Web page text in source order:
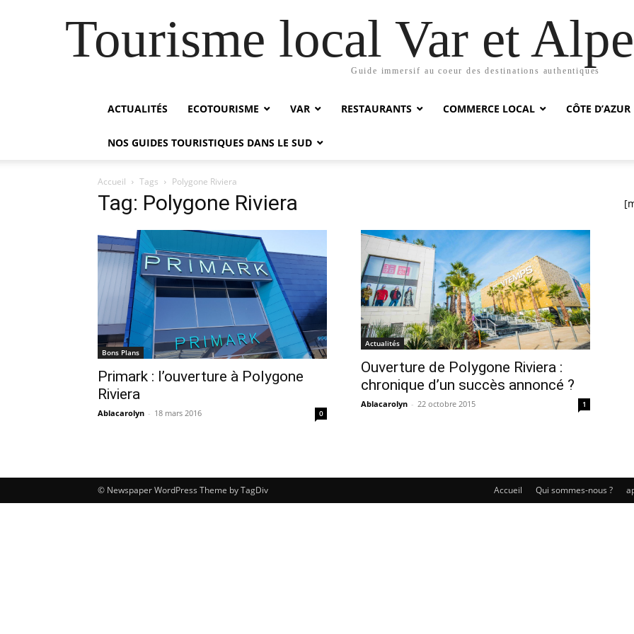
Tourisme local Var et
Guide immersif au coeur des destinations authentiques
ACTUALITÉS ECOTOURISME VAR RESTAURANTS COMMERCE LOCAL CÔTE D’AZUR
NOS GUIDES TOURISTIQUES DANS LE SUD
Accueil Tags Polygone Riviera
Tag: Polygone Riviera
Bons Plans
Primark : l’ouverture à Polygone
Riviera
Ablacarolyn - 18 mars 2016 0
Actualités
Ouverture de Polygone Riviera :
chronique d’un succès annoncé ?
Ablacarolyn - 22 octobre 2015 1
Accueil Qui sommes-nous ?
© Newspaper WordPress Theme by TagDiv